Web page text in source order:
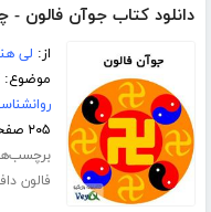
دانلود کتاب جوآن فالون -
از: لی
موضوع:
۲۰۵ صفحه
فالون